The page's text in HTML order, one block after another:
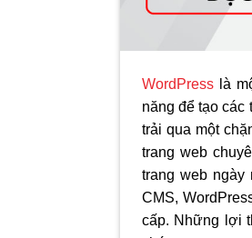
WordPress là
năng để tạo
trải qua một
trang web
trang web
CMS,
cấp. Những lợi